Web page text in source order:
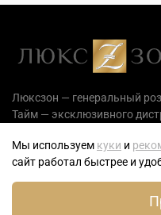
Люксзон — генеральный
Тайм — эксклюзивного
Мы используем куки и
сайт работал быстрее и